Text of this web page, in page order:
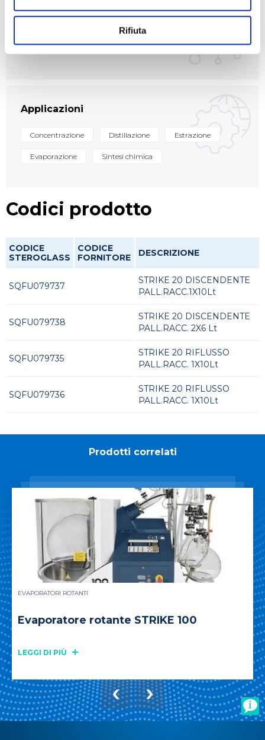
Rifiuta
Settori
Alimentare Chimico Farmaceutico
Applicazioni
Concentrazione Distillazione Estrazione
Evaporazione Sintesi chimica
Codici prodotto
CODICE
STEROGLASS
CODICE
FORNITORE
DESCRIZIONE
SQFU079737
STRIKE 20 DISCENDENTE
PALL.RACC.1X10Lt
SQFU079738
STRIKE 20 DISCENDENTE
PALL.RACC. 2X6 Lt
SQFU079735
STRIKE 20 RIFLUSSO
PALL.RACC. 1X10Lt
SQFU079736
STRIKE 20 RIFLUSSO
PALL.RACC. 1X10Lt
Prodotti correlati
EVAPORATORI ROTANTI
Evaporatore rotante STRIKE 100
LEGGI DI PIÙ